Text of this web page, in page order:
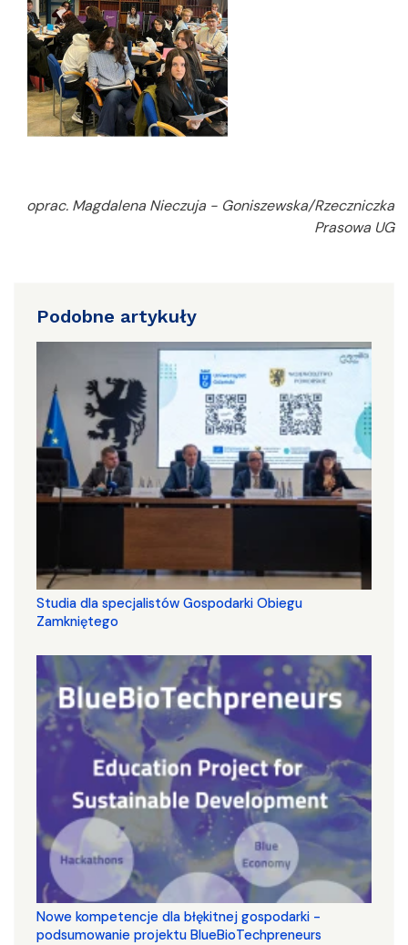
oprac. Magdalena Nieczuja - Goniszewska/Rzeczniczka
Prasowa UG
Podobne artykuły
Studia dla specjalistów Gospodarki Obiegu
Zamkniętego
Nowe kompetencje dla błękitnej gospodarki -
podsumowanie projektu BlueBioTechpreneurs